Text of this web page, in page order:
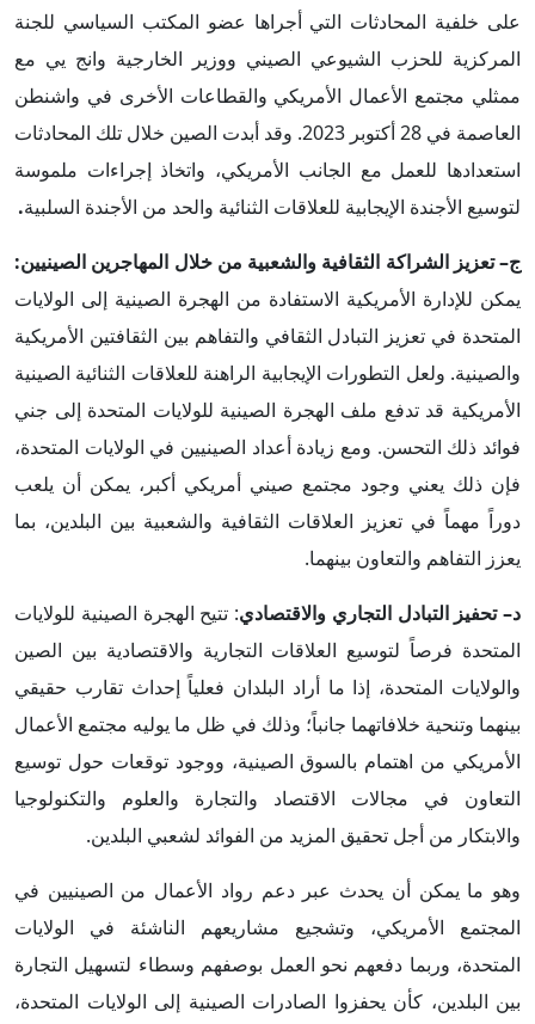
على خلفية المحادثات التي أجراها عضو المكتب السياسي للجنة
المركزية للحزب الشيوعي الصيني ووزير الخارجية وانج يي مع
ممثلي مجتمع الأعمال الأمريكي والقطاعات الأخرى في واشنطن
العاصمة في 28 أكتوبر 2023. وقد أبدت الصين خلال تلك المحادثات
استعدادها للعمل مع الجانب الأمريكي، واتخاذ إجراءات ملموسة
لتوسيع الأجندة الإيجابية للعلاقات الثنائية والحد من الأجندة السلبية.
ج– تعزيز الشراكة الثقافية والشعبية من خلال المهاجرين الصينيين:
يمكن للإدارة الأمريكية الاستفادة من الهجرة الصينية إلى الولايات
المتحدة في تعزيز التبادل الثقافي والتفاهم بين الثقافتين الأمريكية
والصينية. ولعل التطورات الإيجابية الراهنة للعلاقات الثنائية الصينية
الأمريكية قد تدفع ملف الهجرة الصينية للولايات المتحدة إلى جني
فوائد ذلك التحسن. ومع زيادة أعداد الصينيين في الولايات المتحدة،
فإن ذلك يعني وجود مجتمع صيني أمريكي أكبر، يمكن أن يلعب
دوراً مهماً في تعزيز العلاقات الثقافية والشعبية بين البلدين، بما
يعزز التفاهم والتعاون بينهما.
د– تحفيز التبادل التجاري والاقتصادي: تتيح الهجرة الصينية للولايات
المتحدة فرصاً لتوسيع العلاقات التجارية والاقتصادية بين الصين
والولايات المتحدة، إذا ما أراد البلدان فعلياً إحداث تقارب حقيقي
بينهما وتنحية خلافاتهما جانباً؛ وذلك في ظل ما يوليه مجتمع الأعمال
الأمريكي من اهتمام بالسوق الصينية، ووجود توقعات حول توسيع
التعاون في مجالات الاقتصاد والتجارة والعلوم والتكنولوجيا
والابتكار من أجل تحقيق المزيد من الفوائد لشعبي البلدين.
وهو ما يمكن أن يحدث عبر دعم رواد الأعمال من الصينيين في
المجتمع الأمريكي، وتشجيع مشاريعهم الناشئة في الولايات
المتحدة، وربما دفعهم نحو العمل بوصفهم وسطاء لتسهيل التجارة
بين البلدين، كأن يحفزوا الصادرات الصينية إلى الولايات المتحدة،